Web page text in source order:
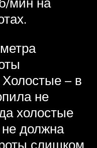
– в
не
холостые
должна
слишком